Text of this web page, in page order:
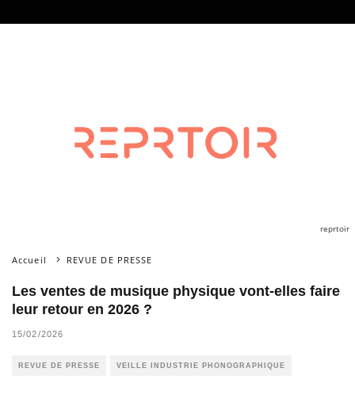
reprtoir
Accueil REVUE DE PRESSE
Les ventes de musique physique vont-elles faire
leur retour en 2026 ?
15/02/2026
REVUE DE PRESSE VEILLE INDUSTRIE PHONOGRAPHIQUE